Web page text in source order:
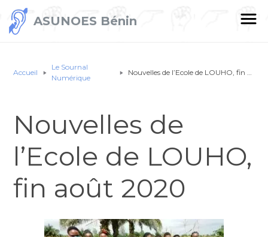
ASUNOES Bénin
Accueil
Le Sournal
Numérique
Nouvelles de l’Ecole de LOUHO, fin août 2020
Nouvelles de
l’Ecole de LOUHO,
fin août 2020